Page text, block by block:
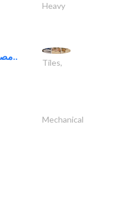
Heavy
مصنع الفنار للسيراميك..
Tiles,
Mechanical